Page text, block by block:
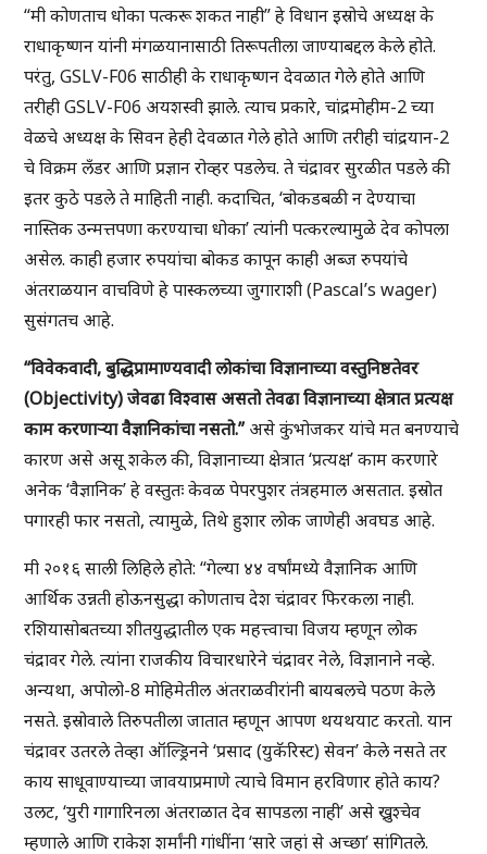
“मी कोणताच धोका पत्करू शकत नाही” हे विधान इस्रोचे अध्यक्ष के
राधाकृष्णन यांनी मंगळयानासाठी तिरूपतीला जाण्याबद्दल केले होते.
परंतु, GSLV-F06 साठीही के राधाकृष्णन देवळात गेले होते आणि
तरीही GSLV-F06 अयशस्वी झाले. त्याच प्रकारे, चांद्रमोहीम-2 च्या
वेळचे अध्यक्ष के सिवन हेही देवळात गेले होते आणि तरीही चांद्रयान-2
चे विक्रम लँडर आणि प्रज्ञान रोव्हर पडलेच. ते चंद्रावर सुरळीत पडले की
इतर कुठे पडले ते माहिती नाही. कदाचित, ‘बोकडबळी न देण्याचा
नास्तिक उन्मत्तपणा करण्याचा धोका’ त्यांनी पत्करल्यामुळे देव कोपला
असेल. काही हजार रुपयांचा बोकड कापून काही अब्ज रुपयांचे
अंतराळयान वाचविणे हे पास्कलच्या जुगाराशी (Pascal’s wager)
सुसंगतच आहे.
“विवेकवादी, बुद्धिप्रामाण्यवादी लोकांचा विज्ञानाच्या वस्तुनिष्ठतेवर
(Objectivity) जेवढा विश्वास असतो तेवढा विज्ञानाच्या क्षेत्रात प्रत्यक्ष
काम करणाऱ्या वैज्ञानिकांचा नसतो.” असे कुंभोजकर यांचे मत बनण्याचे
कारण असे असू शकेल की, विज्ञानाच्या क्षेत्रात ‘प्रत्यक्ष’ काम करणारे
अनेक ‘वैज्ञानिक’ हे वस्तुतः केवळ पेपरपुशर तंत्रहमाल असतात. इस्रोत
पगारही फार नसतो, त्यामुळे, तिथे हुशार लोक जाणेही अवघड आहे.
मी २०१६ साली लिहिले होते: “गेल्या ४४ वर्षांमध्ये वैज्ञानिक आणि
आर्थिक उन्नती होऊनसुद्धा कोणताच देश चंद्रावर फिरकला नाही.
रशियासोबतच्या शीतयुद्धातील एक महत्त्वाचा विजय म्हणून लोक
चंद्रावर गेले. त्यांना राजकीय विचारधारेने चंद्रावर नेले, विज्ञानाने नव्हे.
अन्यथा, अपोलो-8 मोहिमेतील अंतराळवीरांनी बायबलचे पठण केले
नसते. इस्रोवाले तिरुपतीला जातात म्हणून आपण थयथयाट करतो. यान
चंद्रावर उतरले तेव्हा ऑल्ड्रिनने ‘प्रसाद (युकॅरिस्ट) सेवन’ केले नसते तर
काय साधूवाण्याच्या जावयाप्रमाणे त्याचे विमान हरविणार होते काय?
उलट, ‘युरी गागारिनला अंतराळात देव सापडला नाही’ असे ख्रुश्चेव
म्हणाले आणि राकेश शर्मांनी गांधींना ‘सारे जहां से अच्छा’ सांगितले.